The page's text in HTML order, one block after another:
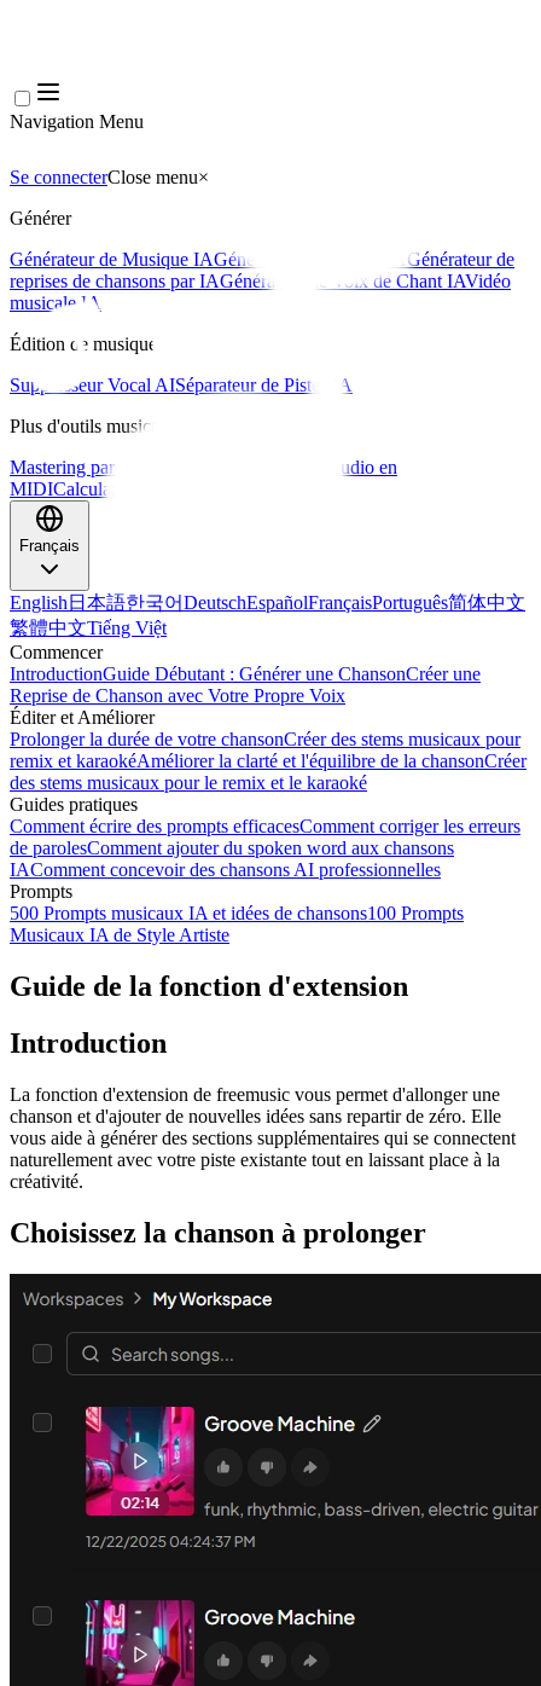
Navigation Menu
Se connecterClose menu×
Générer
Générateur de Musique IAGénérateur de Paroles IA Générateur de
reprises de chansons par IAGénérateur de Voix de Chant IAVidéo
musicale IA
Édition de musique
Suppresseur Vocal AISéparateur de Pistes IA
Plus d'outils musicaux
Mastering par IA
IA Audio en
MIDICalculateur de BPM
Français
English 日本語한국어DeutschEspañolFrançaisPortuguês简体中文
繁體中文Tiếng Việt
Commencer
IntroductionGuide Débutant : Générer une ChansonCréer une
Reprise de Chanson avec Votre Propre Voix
Éditer et Améliorer
Prolonger la durée de votre chansonCréer des stems musicaux pour
remix et karaokéAméliorer la clarté et l'équilibre de la chansonCréer
des stems musicaux pour le remix et le karaoké
Guides pratiques
Comment écrire des prompts efficacesComment corriger les erreurs
de parolesComment ajouter du spoken word aux chansons
IAComment concevoir des chansons AI professionnelles
Prompts
500 Prompts musicaux IA et idées de chansons100 Prompts
Musicaux IA de Style Artiste
Guide de la fonction d'extension
Introduction
La fonction d'extension de freemusic vous permet d'allonger une
chanson et d'ajouter de nouvelles idées sans repartir de zéro. Elle
vous aide à générer des sections supplémentaires qui se connectent
naturellement avec votre piste existante tout en laissant place à la
créativité.
Choisissez la chanson à prolonger